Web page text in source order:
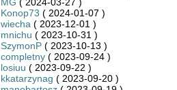
Konop73 ( 2024-01-07 )
wiecha ( 2023-12-01 )
mnichu ( 2023-10-31 )
SzymonP( 2023-10-13 )
completny( 2023-09-24 )
losiuu ( 2023-09-22 )
kkatarzynag ( 2023-09-20 )